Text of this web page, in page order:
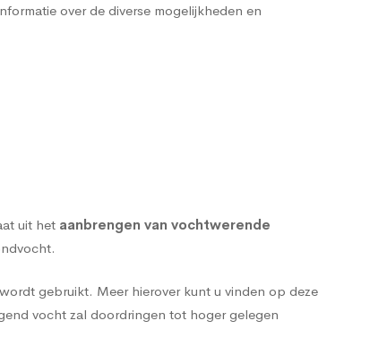
over de diverse mogelijkheden en
uit het aanbrengen van vochtwerende
gebruikt. Meer hierover kunt u vinden op deze
vocht zal doordringen tot hoger gelegen